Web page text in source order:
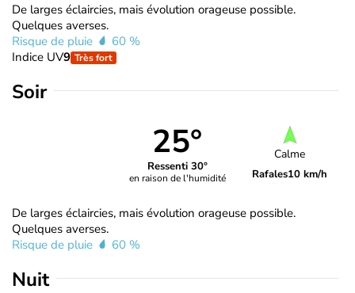
De larges éclaircies, mais évolution orageuse possible.
Quelques averses.
Risque de pluie
60 %
Indice UV9 Très fort
Soir
25°
Ressenti 30°
en raison de l'humidité
Calme
Rafales10 km/h
De larges éclaircies, mais évolution orageuse possible.
Quelques averses.
Risque de pluie
60 %
Nuit